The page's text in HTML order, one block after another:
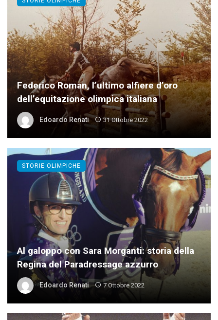
Federico Roman, l’ultimo alfiere d’oro
dell’equitazione olimpica italiana
Edoardo Renati 31 Ottobre 2022
Al galoppo con Sara Morganti: storia della
Regina del Paradressage azzurro
Edoardo Renati 7 Ottobre 2022
STORIE OLIMPICHE